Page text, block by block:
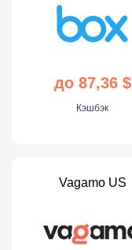
до 87,36 $
Кэшбэк
Vagamo US